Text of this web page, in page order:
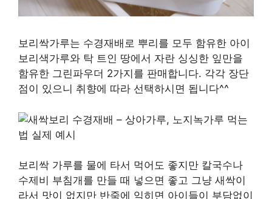
보리싹가루는 수경재배로 뿌리를 모두 함유한 아이
보리색가루와 탁 트인 땅에서 자란 싱싱한 잎만을
함유한 그린파우더 2가지를 판매합니다. 각각 장단
점이 있으니 취향에 따라 선택하시면 됩니다^^
보리싹 가루를 물에 타서 먹어도 좋지만 칼국수나
수제비 부침개를 만들 때 넣으면 좋고 그냥 새싹이
라서 맛이 없지만 반죽에 익히면 아이들이 부담없이